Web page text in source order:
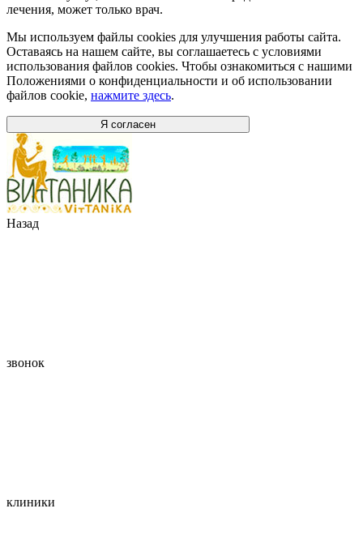
лечения, может только врач.
Мы используем файлы cookies для улучшения работы сайта.
Оставаясь на нашем сайте, вы соглашаетесь с условиями
использования файлов cookies. Чтобы ознакомиться с нашими
Положениями о конфиденциальности и об использовании
файлов cookie, нажмите здесь.
Я согласен
Назад
звонок
клиники